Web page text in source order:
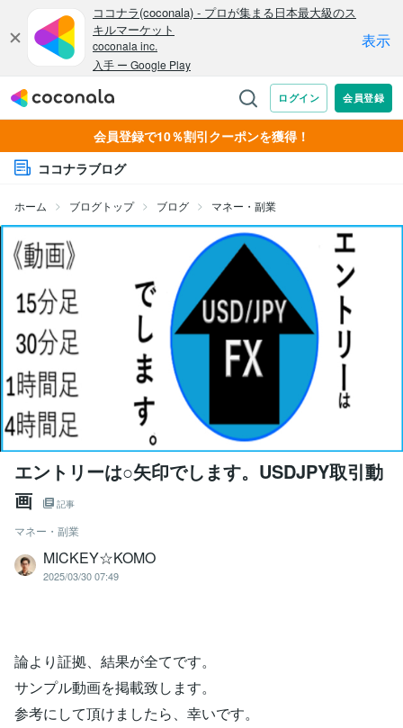
会員登録で10％割引クーポンを獲得！
ココナラブログ
ホーム ブログトップ ブログ マネー・副業
エントリーは○矢印でします。USDJPY取引動
画
記事
マネー・副業
MICKEY☆KOMO
2025/03/30 07:49
論より証拠、結果が全てです。
サンプル動画を掲載致します。
参考にして頂けましたら、幸いです。